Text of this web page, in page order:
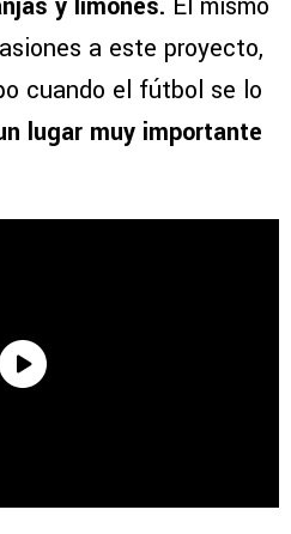
y limones. Él mismo
a este proyecto,
cuando el fútbol se lo
lugar muy importante